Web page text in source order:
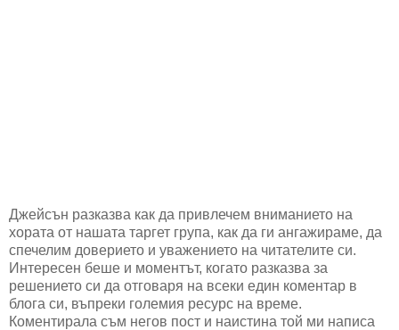
Джейсън разказва как да привлечем вниманието на
хората от нашата таргет група, как да ги ангажираме, да
спечелим доверието и уважението на читателите си.
Интересен беше и моментът, когато разказва за
решението си да отговаря на всеки един коментар в
блога си, въпреки големия ресурс на време.
Коментирала съм негов пост и наистина той ми написа